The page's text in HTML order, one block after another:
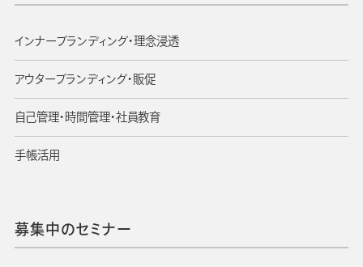
インナーブランディング・理念浸透
アウターブランディング・販促
自己管理・時間管理・社員教育
手帳活用
募集中のセミナー